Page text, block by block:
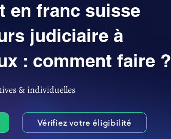
en franc suisse
judiciaire à
: comment faire ?
& individuelles
Vérifiez votre éligibilité